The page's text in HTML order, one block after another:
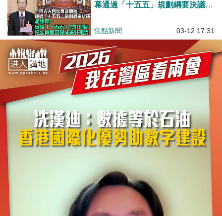
幕通過「十五五」規劃綱要決議
局、把宏偉願景變成美好現實
焦點新聞 03-12 17:31